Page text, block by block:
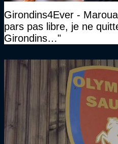
Girondins4Ever -
pars pas libre, je ne
Girondins…"